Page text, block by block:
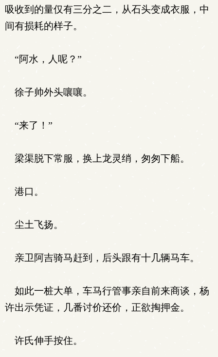
吸收到的量仅有三分之二，从石头变成衣服，中
间有损耗的样子。
“阿水，人呢？”
徐子帅外头嚷嚷。
“来了！”
梁渠脱下常服，换上龙灵绡，匆匆下船。
港口。
尘土飞扬。
亲卫阿吉骑马赶到，后头跟有十几辆马车。
如此一桩大单，车马行管事亲自前来商谈，杨
许出示凭证，几番讨价还价，正欲掏押金。
许氏伸手按住。